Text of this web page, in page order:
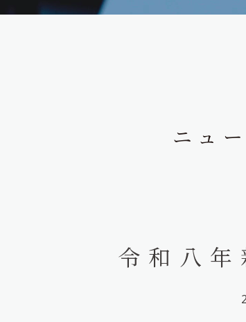
ニュ
令和八年